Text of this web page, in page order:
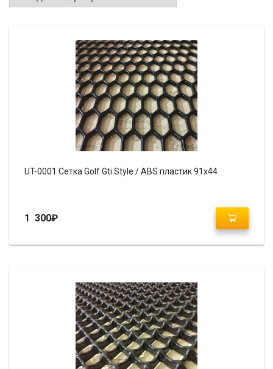
UT-0001 Сетка Golf Gti Style / ABS пластик 91х44
1 300₽